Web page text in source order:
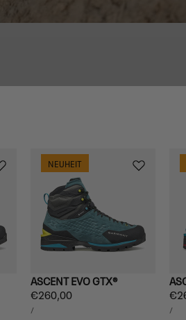
NEUHEIT
ASCENT EVO GTX®
Regulärer
Preis
€260,00
STÜCKPREIS
/PRO /